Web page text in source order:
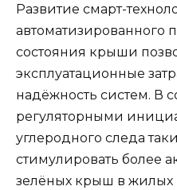
Развитие смарт-
автоматизированного
состояния крыши
эксплуатационные
надёжность систем. В
регуляторными
углеродного следа
стимулировать более
зелёных крыш в жилых